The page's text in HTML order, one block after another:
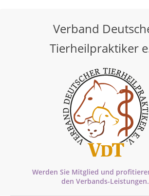
Verband
Tierheilpraktiker
Werden Sie Mitglied und
den Verbands-Leistungen.